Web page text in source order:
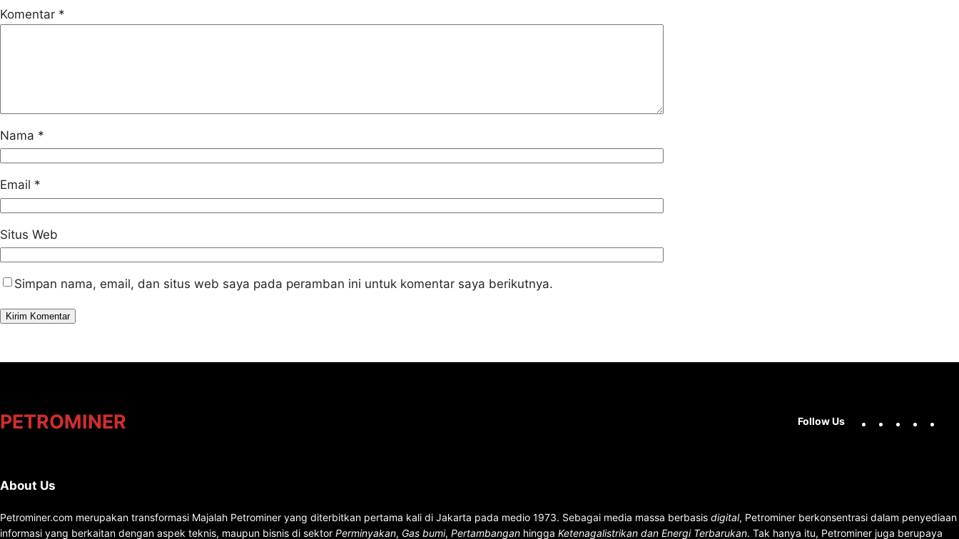
Komentar *
Nama *
Email *
Situs Web
Simpan nama, email, dan situs web saya pada peramban ini untuk komentar saya berikutnya.
PETROMINER Follow Us
About Us
Petrominer.com merupakan transformasi Majalah Petrominer yang diterbitkan pertama kali di Jakarta pada medio 1973. Sebagai media massa berbasis digital, Petrominer berkonsentrasi dalam penyediaan
informasi yang berkaitan dengan aspek teknis, maupun bisnis di sektor Perminyakan, Gas bumi, Pertambangan hingga Ketenagalistrikan dan Energi Terbarukan. Tak hanya itu, Petrominer juga berupaya